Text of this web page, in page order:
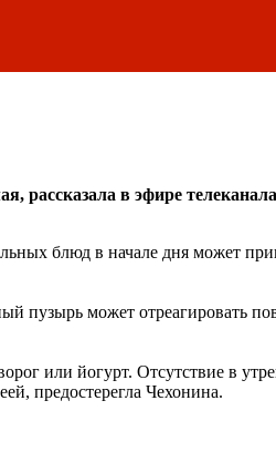
рассказала в эфире
блюд в начале дня может
пузырь может отреагировать
или йогурт. Отсутствие в
предостерегла Чехонина.